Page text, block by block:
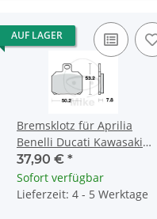
AUF LAGER
Bremsklotz für Aprilia
Benelli Ducati Kawasaki
Moto Guzzi Peugeot Piaggio
Yamaha
37,90 € *
Sofort verfügbar
Lieferzeit: 4 - 5 Werktage